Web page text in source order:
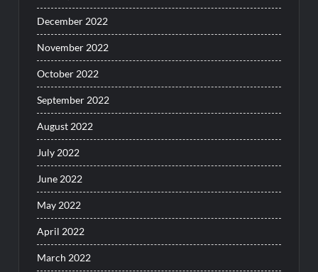
December 2022
November 2022
October 2022
September 2022
August 2022
July 2022
June 2022
May 2022
April 2022
March 2022